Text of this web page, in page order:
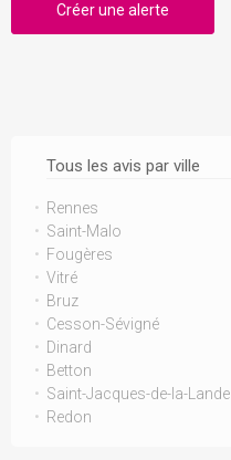
Tous les avis par ville
Rennes
Saint-Malo
Fougères
Vitré
Bruz
Cesson-Sévigné
Dinard
Betton
Saint-Jacques-de-la-Lande
Redon
Créer une alerte